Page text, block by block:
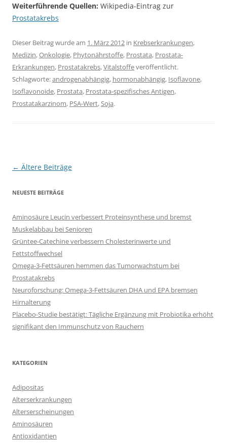
Weiterführende Quellen: Wikipedia-Eintrag zur
Prostatakrebs
Dieser Beitrag wurde am 1. März 2012 in Krebserkrankungen,
Medizin,Onkologie, Phytonährstoffe, Prostata, Prostata-
Erkrankungen, Prostatakrebs,Vitalstoffeveröffentlicht.
Schlagworte:androgenabhängig, hormonabhängig, Isoflavone,
Isoflavonoide, Prostata, Prostata-spezifisches Antigen,
Prostatakarzinom, PSA-Wert,Soja.
Beitragsnavigation
← Ältere Beiträge
NEUESTE BEITRÄGE
Aminosäure Leucin verbessert Proteinsynthese und bremst
Muskelabbau bei Senioren
Grüntee-Catechine verbessern Cholesterinwerte und
Fettstoffwechsel
Omega-3-Fettsäuren hemmen das Tumorwachstum bei
Prostatakrebs
Neuroforschung: Omega-3-Fettsäuren DHA und EPA bremsen
Hirnalterung
Placebo-Studie bestätigt: Tägliche Ergänzung mit Probiotika erhöht
signifikant den Immunschutz von Rauchern
KATEGORIEN
Adipositas
Alterserkrankungen
Alterserscheinungen
Aminosäuren
Antioxidantien